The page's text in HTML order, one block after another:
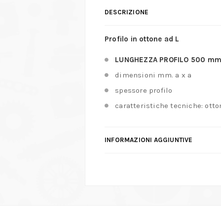
DESCRIZIONE
Profilo in ottone ad L
LUNGHEZZA PROFILO 500
dimensioni mm. a x a
spessore profilo
caratteristiche tecniche:
INFORMAZIONI AGGIUNTIVE